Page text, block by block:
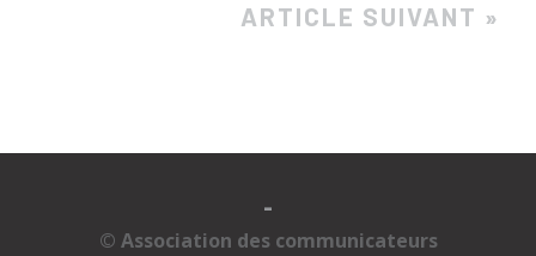
ARTICLE SUIVANT »
-
© Association des communicateurs